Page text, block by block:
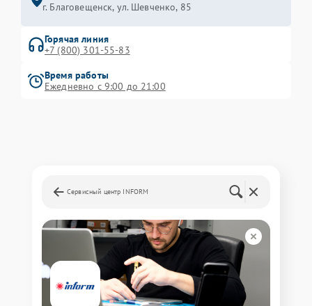
г. Благовещенск, ул. Шевченко, 85
Горячая линия
+7 (800) 301-55-83
Время работы
Ежедневно с 9:00 до 21:00
Сервисный центр INFORM